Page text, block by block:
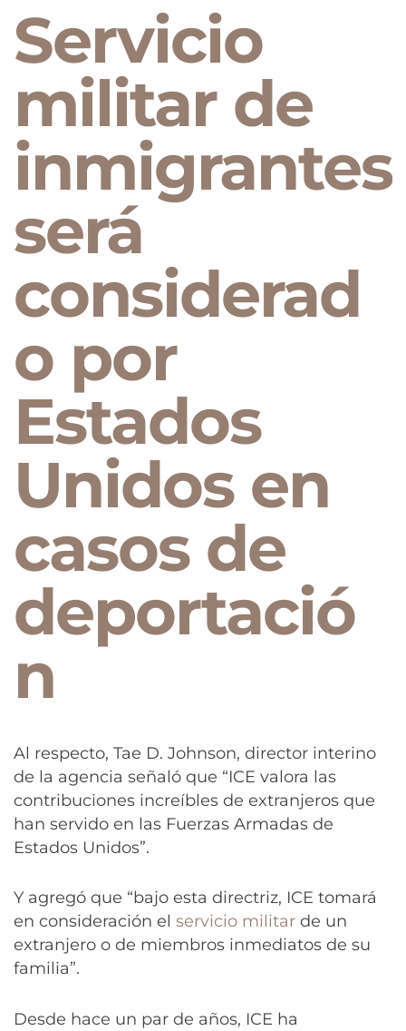
Servicio
militar de
inmigrantes
será
considerad
o por
Estados
Unidos en
casos de
deportació
n
Al respecto, Tae D. Johnson, director interino
de la agencia señaló que “ICE valora las
contribuciones increíbles de extranjeros que
han servido en las Fuerzas Armadas de
Estados Unidos”.
Y agregó que “bajo esta directriz, ICE tomará
en consideración el servicio militar de un
extranjero o de miembros inmediatos de su
familia”.
Desde hace un par de años, ICE ha